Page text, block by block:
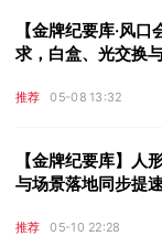
【金牌纪要库·风
求，白盒、光交换
推荐 05-08 13:32
【金牌纪要库】人
与场景落地同步提
推荐 05-10 22:28